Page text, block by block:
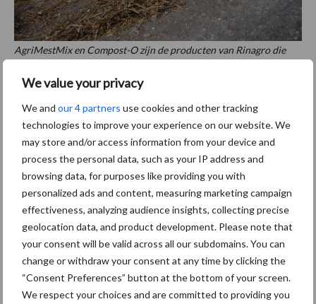
We value your privacy
We and our 4 partners use cookies and other tracking
technologies to improve your experience on our website. We
may store and/or access information from your device and
process the personal data, such as your IP address and
browsing data, for purposes like providing you with
personalized ads and content, measuring marketing campaign
effectiveness, analyzing audience insights, collecting precise
geolocation data, and product development. Please note that
your consent will be valid across all our subdomains. You can
change or withdraw your consent at any time by clicking the
“Consent Preferences” button at the bottom of your screen.
We respect your choices and are committed to providing you
AgriMestMix en Compost-O zijn de producten van Rinagro die
Weinig last van onkruiden
Laarman krijgt 11,2 gram stikstof, 3,89 gram fosfaat en 8,1 gram
kali per kilogram bermgras. Per hectare rijdt de teler 25 hectare
van het Compost-O-mengsel uit. “Als je die 25 kuub keer 8 gram
kali doet betekent dat je 200 kilo kali uitrijdt. Dus ik hoef helemaal
zoals Jacobskruiskruid, wat vaak het bezwaar is tegen het
uitrijden van bermmaaisels, heeft de teler uit Wildervank geen
last. “Soms kom je wel een blikje of stukje plastic tegen, maar ik
durf wel te stellen dat ik meer last heb van stokken die
achterblijven in het land van mensen die hun honden